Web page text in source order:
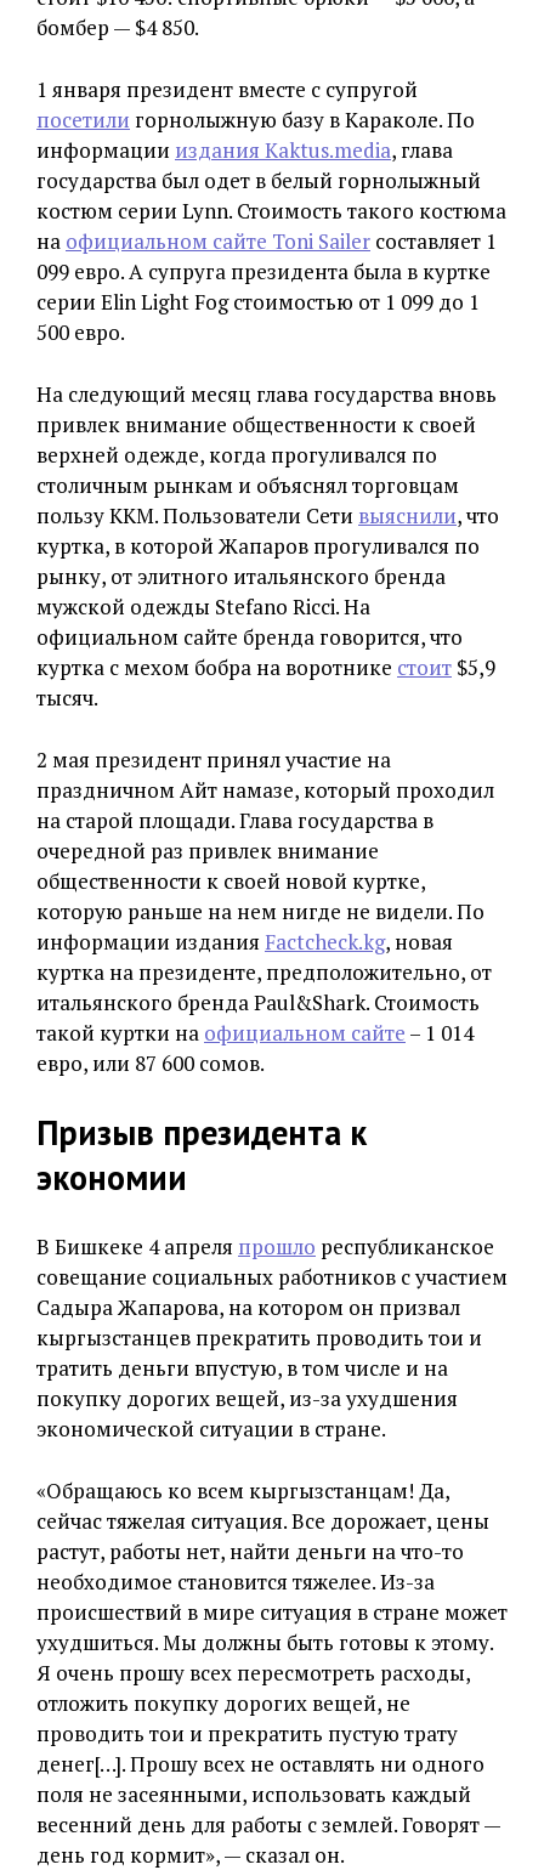
бомбер — $4 850.
1 января президент вместе с супругой
посетили горнолыжную базу в Караколе. По
информации издания Kaktus.media, глава
государства был одет в белый горнолыжный
костюм серии Lynn. Стоимость такого костюма
на официальном сайте Toni Sailer составляет 1
099 евро. А супруга президента была в куртке
серии Elin Light Fog стоимостью от 1 099 до 1
500 евро.
На следующий месяц глава государства вновь
привлек внимание общественности к своей
верхней одежде, когда прогуливался по
столичным рынкам и объяснял торговцам
пользу ККМ. Пользователи Сети выяснили, что
куртка, в которой Жапаров прогуливался по
рынку, от элитного итальянского бренда
мужской одежды Stefano Ricci. На
официальном сайте бренда говорится, что
куртка с мехом бобра на воротнике стоит $5,9
тысяч.
2 мая президент принял участие на
праздничном Айт намазе, который проходил
на старой площади. Глава государства в
очередной раз привлек внимание
общественности к своей новой куртке,
которую раньше на нем нигде не видели. По
информации издания Factcheсk.kg, новая
куртка на президенте, предположительно, от
итальянского бренда Paul&Shark. Стоимость
такой куртки на официальном сайте – 1 014
евро, или 87 600 сомов.
Призыв президента к
экономии
В Бишкеке 4 апреля прошло республиканское
совещание социальных работников с участием
Садыра Жапарова, на котором он призвал
кыргызстанцев прекратить проводить тои и
тратить деньги впустую, в том числе и на
покупку дорогих вещей, из-за ухудшения
экономической ситуации в стране.
«Обращаюсь ко всем кыргызстанцам! Да,
сейчас тяжелая ситуация. Все дорожает, цены
растут, работы нет, найти деньги на что-то
необходимое становится тяжелее. Из-за
происшествий в мире ситуация в стране может
ухудшиться. Мы должны быть готовы к этому.
Я очень прошу всех пересмотреть расходы,
отложить покупку дорогих вещей, не
проводить тои и прекратить пустую трату
денег[…]. Прошу всех не оставлять ни одного
поля не засеянными, использовать каждый
весенний день для работы с землей. Говорят —
день год кормит», — сказал он.